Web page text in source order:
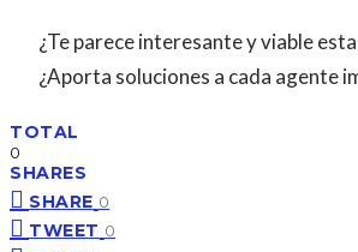
¿Te parece interesante y viable
¿Aporta soluciones a cada agente
TOTAL
0
SHARES
SHARE 0
TWEET 0